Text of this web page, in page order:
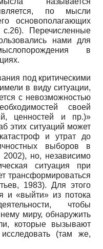
по мысли
основополагающих
Перечисленные
нами для
в
под критическими
в виду ситуации,
с невозможностью
своей
ценностей и пр.)»
этих ситуаций может
и утрат до
выборов в
но, независимо
ситуация при
трансформироваться
1983). Для этого
и «выйти» из потока
чтобы
миру, обнаружить
которые вызывают
(там же,